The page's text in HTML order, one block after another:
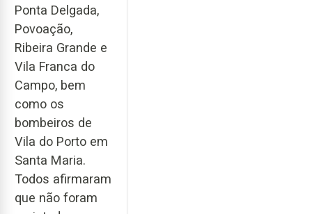
Ponta Delgada,
Povoação,
Ribeira Grande e
Vila Franca do
Campo, bem
como os
bombeiros de
Vila do Porto em
Santa Maria.
Todos afirmaram
que não foram